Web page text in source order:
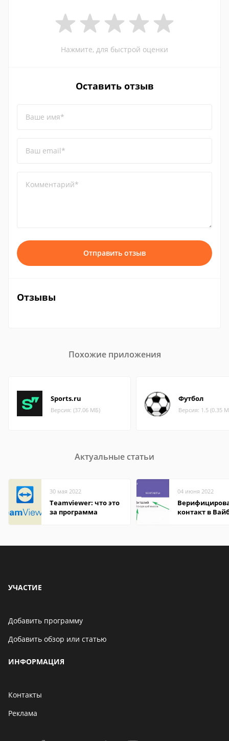
Нажмите, для быстрой оценки
Оставить отзыв
Ваше имя*
Ваш email*
Комментарий*
Отправить отзыв
Отзывы
Похожие приложения
Sports.ru
Версия: (37.06 МБ)
Футбол
Версия: 1.5 (0.35
Актуальные статьи
30 мая 2022
Teamviewer: что это
за программа
04 июня 2022
контакт в
УЧАСТИЕ
Добавить программу
Добавить обзор или статью
ИНФОРМАЦИЯ
Контакты
Реклама